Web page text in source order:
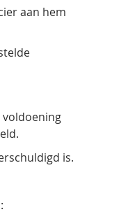
aan hem
voldoening
is.